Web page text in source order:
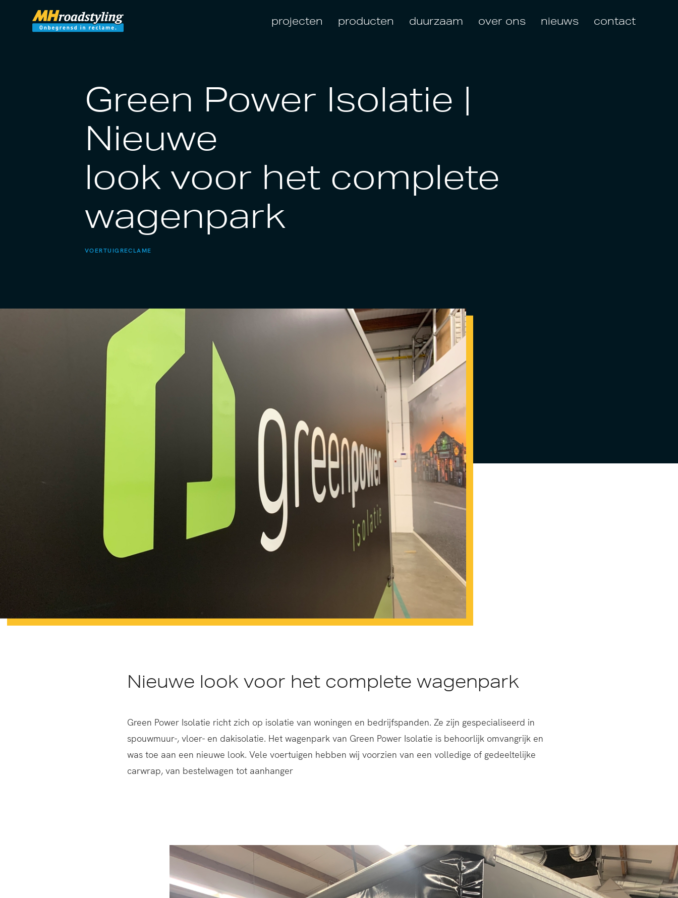
projecten producten duurzaam over ons nieuws contact
Green Power Isolatie |
Nieuwe
look voor het complete
wagenpark
VOERTUIGRECLAME
Nieuwe look voor het complete wagenpark
Green Power Isolatie richt zich op isolatie van woningen en bedrijfspanden. Ze zijn gespecialiseerd in
spouwmuur-, vloer- en dakisolatie. Het wagenpark van Green Power Isolatie is behoorlijk omvangrijk en
was toe aan een nieuwe look. Vele voertuigen hebben wij voorzien van een volledige of gedeeltelijke
carwrap, van bestelwagen tot aanhanger